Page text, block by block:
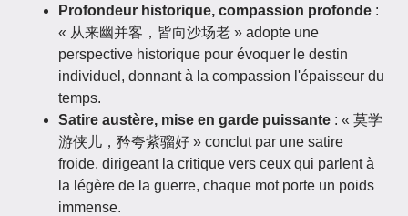
Profondeur historique, compassion profonde :
« 从来幽并客，皆向沙场老 » adopte une
perspective historique pour évoquer le destin
individuel, donnant à la compassion l'épaisseur du
temps.
Satire austère, mise en garde puissante : « 莫学
游侠儿，矜夸紫骝好 » conclut par une satire
froide, dirigeant la critique vers ceux qui parlent à
la légère de la guerre, chaque mot porte un poids
immense.